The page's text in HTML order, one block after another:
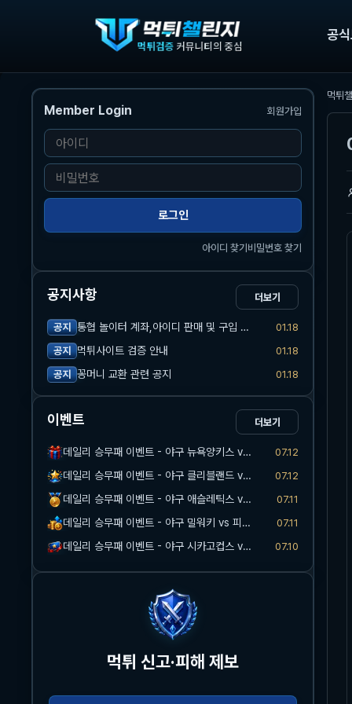
공
Member Login 회원가입
아
이
비
밀
호
로그인
아이디 찾기 비밀번호 찾기
공지사항 더보기
공지 통협 놀이터 계좌,아이디 판매 및 구입 관련 공지 01.18
공지 먹튀사이트 검증 안내 01.18
공지 꽁머니 교환 관련 공지 01.18
이벤트 더보기
데일리 승무패 이벤트 - 야구 뉴욕양키스 vs 워싱턴 07.12
데일리 승무패 이벤트 - 야구 클리블랜드 vs 마이애미 07.12
데일리 승무패 이벤트 - 야구 애슬레틱스 vs 시카고화이트삭스 07.11
데일리 승무패 이벤트 - 야구 밀워키 vs 피츠버그 07.11
데일리 승무패 이벤트 - 야구 시카고컵스 vs 신시내티 07.10
먹튀 신고·피해 제보
먹튀